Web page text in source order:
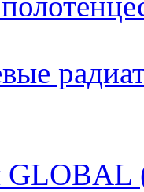
GLOBAL